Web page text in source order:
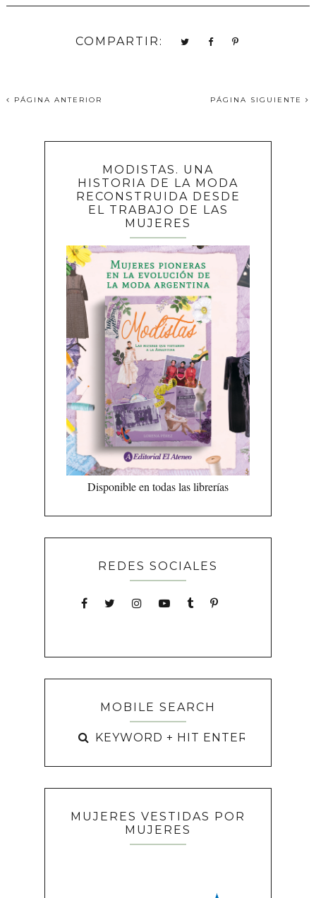
COMPARTIR:
PÁGINA ANTERIOR PÁGINA SIGUIENTE
MODISTAS. UNA
HISTORIA DE LA MODA
RECONSTRUIDA DESDE
EL TRABAJO DE LAS
MUJERES
Disponible en todas las librerías
REDES SOCIALES
MOBILE SEARCH
MUJERES VESTIDAS POR
MUJERES